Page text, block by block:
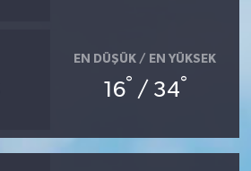
EN DÜŞÜK / EN YÜKSEK
16° / 34°